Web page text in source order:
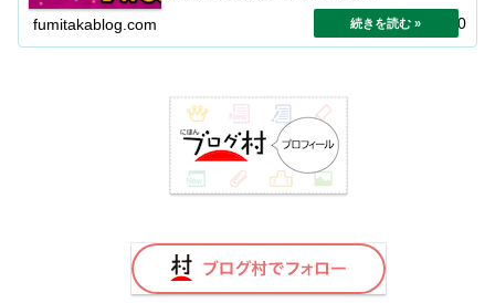
fumitakablog.com 2024.06.30